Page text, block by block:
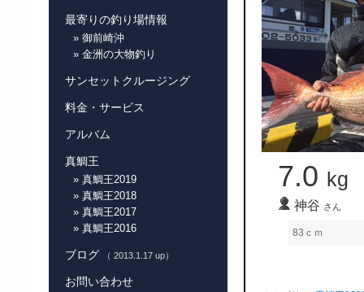
7.0 kg
神谷 さん
83ｃｍ
最寄りの釣り場情報
» 御前崎沖
» 金洲の大物釣り
サンセットクルージング
料金・サービス
アルバム
真鯛王
» 真鯛王2019
» 真鯛王2018
» 真鯛王2017
» 真鯛王2016
ブログ （ 2013.1.17 up）
お問い合わせ